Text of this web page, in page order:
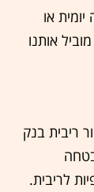
או
אותנו
ריבית בנק
הבטחה
לריבית.